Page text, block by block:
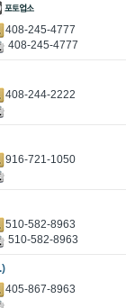
408-245-4777
408-245-4777
408-244-2222
916-721-1050
510-582-8963
510-582-8963
405-867-8963